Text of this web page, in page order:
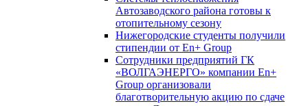
Автозаводского района готовы к
отопительному сезону
Нижегородские студенты получили
стипендии от En+ Group
Сотрудники предприятий ГК
«ВОЛГАЭНЕРГО» компании En+
Group организовали
благотворительную акцию по сдаче